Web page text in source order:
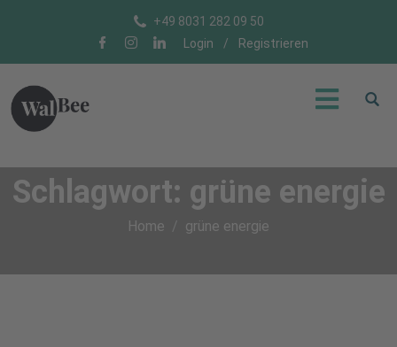
+49 8031 282 09 50
Login
/ Registrieren
Schlagwort: grüne energie
Home grüne energie